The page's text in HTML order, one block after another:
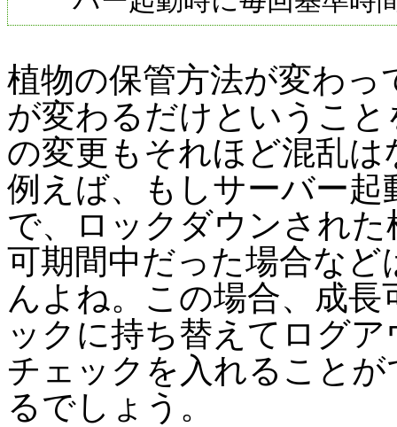
植物の保管方法が変わ
が変わるだけというこ
の変更もそれほど混乱
例えば、もしサーバー
で、ロックダウンされ
可期間中だった場合な
んよね。この場合、成
ックに持ち替えてログ
チェックを入れること
るでしょう。